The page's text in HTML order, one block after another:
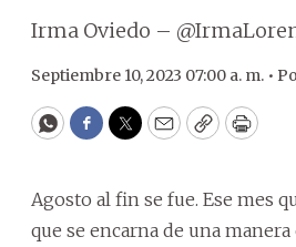
Irma Oviedo –
Septiembre 10, 2023 07:00 a. m. •
WhatsApp
Facebook
Twitter
EmailCopyPrint
Agosto al fin se fue. Ese mes
que se encarna de una